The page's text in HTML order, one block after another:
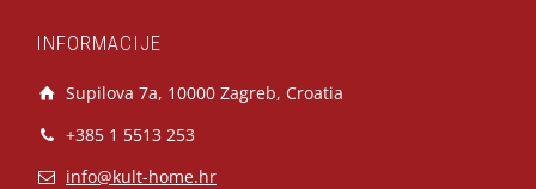
INFORMACIJE
Supilova 7a, 10000 Zagreb, Croatia
+385 1 5513 253
info@kult-home.hr